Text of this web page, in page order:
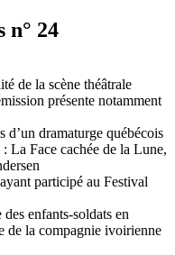
n° 24
de la scène théâtrale
présente notamment
d’un dramaturge québécois
La Face cachée de la Lune,
participé au Festival
enfants-soldats en
la compagnie ivoirienne